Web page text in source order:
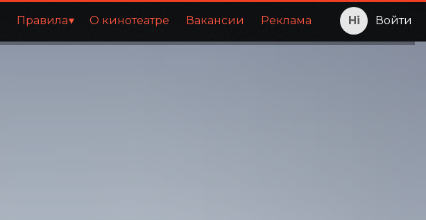
Правила О кинотеатре Вакансии Реклама Войти